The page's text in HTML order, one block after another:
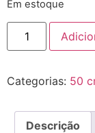
Em estoque
Categorias: 50
Descrição